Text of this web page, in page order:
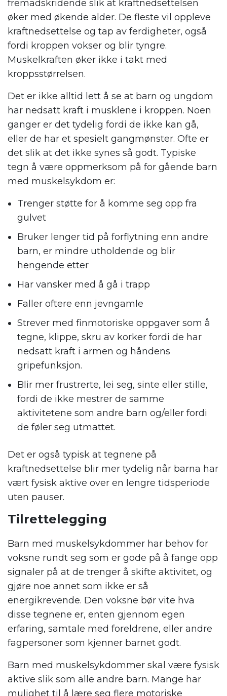
fremadskridende slik at kraftnedsettelsen
øker med økende alder. De fleste vil oppleve
kraftnedsettelse og tap av ferdigheter, også
fordi kroppen vokser og blir tyngre.
Muskelkraften øker ikke i takt med
kroppsstørrelsen.
Det er ikke alltid lett å se at barn og ungdom
har nedsatt kraft i musklene i kroppen. Noen
ganger er det tydelig fordi de ikke kan gå,
eller de har et spesielt gangmønster. Ofte er
det slik at det ikke synes så godt. Typiske
tegn å være oppmerksom på for gående barn
med muskelsykdom er:
Trenger støtte for å komme seg opp fra
gulvet
Bruker lenger tid på forflytning enn andre
barn, er mindre utholdende og blir
hengende etter
Har vansker med å gå i trapp
Faller oftere enn jevngamle
Strever med finmotoriske oppgaver som å
tegne, klippe, skru av korker fordi de har
nedsatt kraft i armen og håndens
gripefunksjon.
Blir mer frustrerte, lei seg, sinte eller stille,
fordi de ikke mestrer de samme
aktivitetene som andre barn og/eller fordi
de føler seg utmattet.
Det er også typisk at tegnene på
kraftnedsettelse blir mer tydelig når barna har
vært fysisk aktive over en lengre tidsperiode
uten pauser.
Tilrettelegging
Barn med muskelsykdommer har behov for
voksne rundt seg som er gode på å fange opp
signaler på at de trenger å skifte aktivitet, og
gjøre noe annet som ikke er så
energikrevende. Den voksne bør vite hva
disse tegnene er, enten gjennom egen
erfaring, samtale med foreldrene, eller andre
fagpersoner som kjenner barnet godt.
Barn med muskelsykdommer skal være fysisk
aktive slik som alle andre barn. Mange har
mulighet til å lære seg flere motoriske